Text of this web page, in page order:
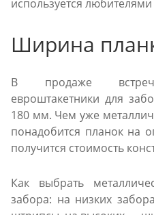
используется
Ширина
В продаже
евроштакетники для
180 мм. Чем уже
понадобится планок на
получится стоимость
Как выбрать
забора: на низких